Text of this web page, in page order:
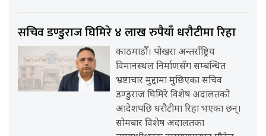
सचिव डण्डुराज घिमिरे ४ लाख रुपैयाँ धरौटीमा रिहा
काठमाडौँ। पोखरा अन्तर्राष्ट्रिय
विमानस्थल निर्माणसँग सम्बन्धित
भ्रष्टाचार मुद्दामा मुछिएका सचिव
डण्डुराज घिमिरे विशेष अदालतको
आदेशपछि धरौटीमा रिहा भएका छन्।
सोमबार विशेष अदालतका